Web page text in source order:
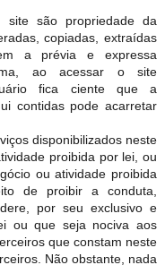
site são propriedade da
copiadas, extraídas
a prévia e expressa
ao acessar o site
fica ciente que a
contidas pode acarretar
disponibilizados neste
proibida por lei, ou
ou atividade proibida
de proibir a conduta,
por seu exclusivo e
ou que seja nociva aos
que constam neste
Não obstante, nada